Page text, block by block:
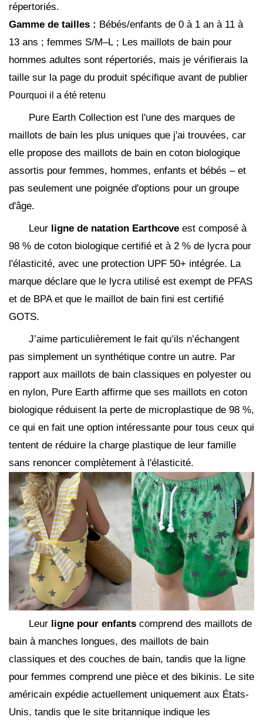
répertoriés.
Gamme de tailles : Bébés/enfants de 0 à 1 an à 11 à
13 ans ; femmes S/M–L ; Les maillots de bain pour
hommes adultes sont répertoriés, mais je vérifierais la
taille sur la page du produit spécifique avant de publier
Pourquoi il a été retenu
Pure Earth Collection est l'une des marques de
maillots de bain les plus uniques que j'ai trouvées, car
elle propose des maillots de bain en coton biologique
assortis pour femmes, hommes, enfants et bébés – et
pas seulement une poignée d'options pour un groupe
d'âge.
Leur ligne de natation Earthcove est composé à
98 % de coton biologique certifié et à 2 % de lycra pour
l'élasticité, avec une protection UPF 50+ intégrée. La
marque déclare que le lycra utilisé est exempt de PFAS
et de BPA et que le maillot de bain fini est certifié
GOTS.
J’aime particulièrement le fait qu’ils n’échangent
pas simplement un synthétique contre un autre. Par
rapport aux maillots de bain classiques en polyester ou
en nylon, Pure Earth affirme que ses maillots en coton
biologique réduisent la perte de microplastique de 98 %,
ce qui en fait une option intéressante pour tous ceux qui
tentent de réduire la charge plastique de leur famille
sans renoncer complètement à l'élasticité.
Leur ligne pour enfants comprend des maillots de
bain à manches longues, des maillots de bain
classiques et des couches de bain, tandis que la ligne
pour femmes comprend une pièce et des bikinis. Le site
américain expédie actuellement uniquement aux États-
Unis, tandis que le site britannique indique les